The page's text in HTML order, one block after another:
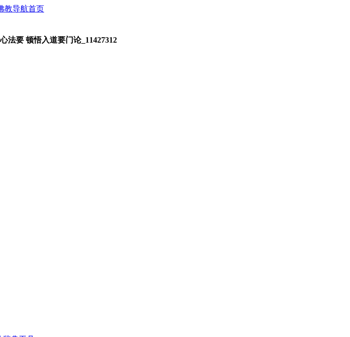
导航首页
法要 顿悟入道要门论_11427312